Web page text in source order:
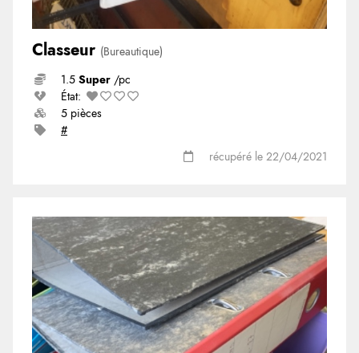
Classeur (Bureautique)
1.5 Super /pc
État:
5 pièces
#
récupéré le 22/04/2021